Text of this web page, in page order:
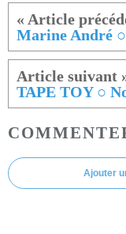
Marine André
TAPE TOY ○
Ajouter